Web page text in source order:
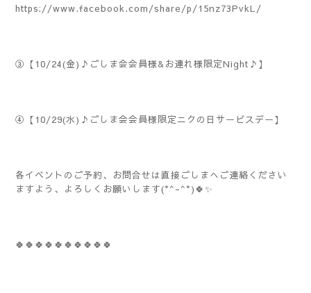
https://www.facebook.com/share/p/15nz73PvkL/
③【10/24(金)♪ごしま会会員様&お連れ様限定Night♪】
④【10/29(水)♪ごしま会会員様限定ニクの日サービスデー】
各イベントのご予約、お問合せは直接ごしまへご連絡ください
ますよう、よろしくお願いします(*^-^*)🍀✨️
🍀🍀🍀🍀🍀🍀🍀🍀🍀🍀